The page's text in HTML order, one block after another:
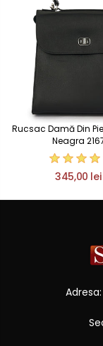
Rucsac Damă Din
Neagra
345,00 lei